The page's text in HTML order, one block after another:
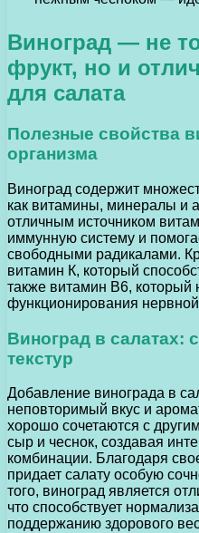
Виноград — не
фрукт, но и
для салата
Полезные свойства
организма
Виноград содержит
как витамины, минералы и
отличным источником
иммунную систему и
свободными радикалами.
витамин К, который
также витамин В6, который
функционирования
Виноград в салатах:
текстур
Добавление винограда в
неповторимый вкус и
хорошо сочетаются с
сыр и чеснок, создавая
комбинации. Благодаря
придает салату особую
того, виноград является
что способствует
поддержанию здорового